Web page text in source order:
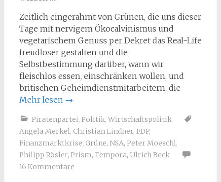
Zeitlich eingerahmt von Grünen, die uns dieser
Tage mit nervigem Ökocalvinismus und
vegetarischem Genuss per Dekret das Real-Life
freudloser gestalten und die
Selbstbestimmung darüber, wann wir
fleischlos essen, einschränken wollen, und
britischen Geheimdienstmitarbeitern, die
Mehr lesen →
Piratenpartei, Politik, Wirtschaftspolitik
Angela Merkel, Christian Lindner, FDP,
Finanzmarktkrise, Grüne, NSA, Peter Moeschl,
Philipp Rösler, Prism, Tempora, Ulrich Beck
16 Kommentare